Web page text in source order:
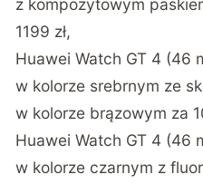
z kompozytowym
1199 zł,
Huawei Watch GT 4 (46
w kolorze srebrnym ze
w kolorze brązowym za
Huawei Watch GT 4 (46
w kolorze czarnym z